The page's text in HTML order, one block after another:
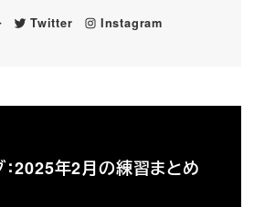
Twitter Instagram
：2025年2月の練習まとめ